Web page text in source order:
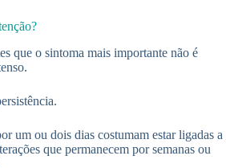
que o sintoma mais importante não é
um ou dois dias costumam estar ligadas a
que permanecem por semanas ou